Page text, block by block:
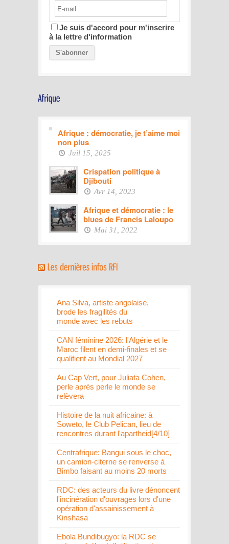
Je suis d'accord pour m'inscrire
à la lettre d'information
Afrique : démocratie, je t’aime moi
non plus
Juil 15, 2025
Crispation politique à
Djibouti
Avr 14, 2023
Afrique et démocratie : le
blues de Francis Laloupo
Mai 31, 2022
Ana Silva, artiste angolaise,
brode les fragilités du
monde avec les rebuts
CAN féminine 2026: l'Algérie et le
Maroc filent en demi-finales et se
qualifient au Mondial 2027
Au Cap Vert, pour Juliata Cohen,
perle après perle le monde se
relèvera
Histoire de la nuit africaine: à
Soweto, le Club Pelican, lieu de
rencontres durant l'apartheid[4/10]
Centrafrique: Bangui sous le choc,
un camion-citerne se renverse à
Bimbo faisant au moins 20 morts
RDC: des acteurs du livre dénoncent
l'incinération d'ouvrages lors d'une
opération d'assainissement à
Kinshasa
Ebola Bundibugyo: la RDC se